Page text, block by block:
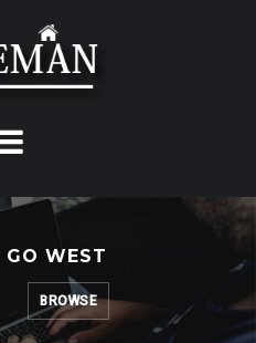
WEST
BROWSE